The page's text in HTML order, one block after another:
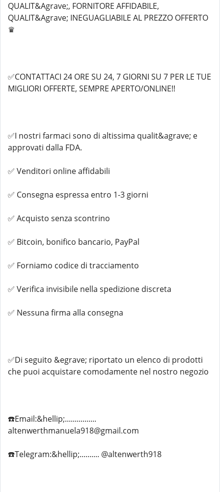
QUALIT&Agrave;, FORNITORE AFFIDABILE,
QUALIT&Agrave; INEGUAGLIABILE AL PREZZO OFFERTO
♛
✅CONTATTACI 24 ORE SU 24, 7 GIORNI SU 7 PER LE TUE
MIGLIORI OFFERTE, SEMPRE APERTO/ONLINE!!
✅I nostri farmaci sono di altissima qualit&agrave; e
approvati dalla FDA.
✅ Venditori online affidabili
✅ Consegna espressa entro 1-3 giorni
✅ Acquisto senza scontrino
✅ Bitcoin, bonifico bancario, PayPal
✅ Forniamo codice di tracciamento
✅ Verifica invisibile nella spedizione discreta
✅ Nessuna firma alla consegna
✅Di seguito &egrave; riportato un elenco di prodotti
che puoi acquistare comodamente nel nostro negozio
☎️Email:&hellip;................
altenwerthmanuela918@gmail.com
☎️Telegram:&hellip;.......... @altenwerth918